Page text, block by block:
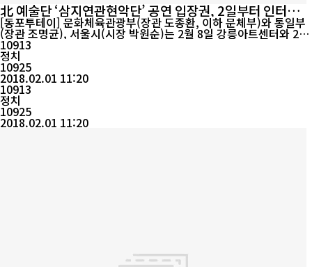
北 예술단 ‘삼지연관현악단’ 공연 입장권, 2일부터 인터파크
통해 응모
[동포투테이] 문화체육관광부(장관 도종환, 이하 문체부)와 통일부
(장관 조명균), 서울시(시장 박원순)는 2월 8일 강릉아트센터와 2월
11일 서울 국립중앙극장에서 개최될 북측 예술단 ‘삼지연관현악단’
특별공연 관람을 희망하는 국민들이 참여할 수 있도록 온라인 응모
및 추첨을 통해 총 1,060명을 초청하기로 하였다고 밝혔다. 정부는
이를 위해 2018년 2월 2일(금) 낮 12시부터 3일(토) 낮 12시까지 2
10913
정치
10925
2018.02.01 11:20
10913
정치
10925
2018.02.01 11:20